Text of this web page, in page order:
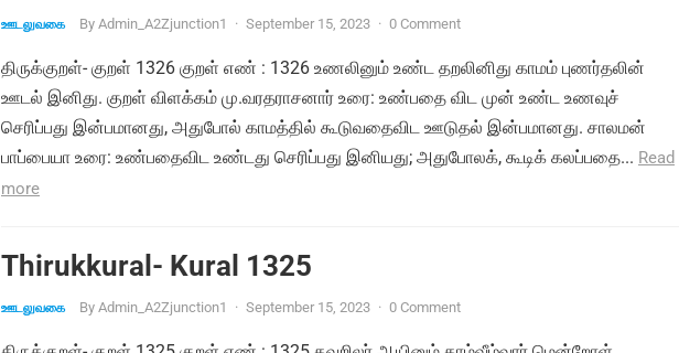
ஊடலுவகை By Admin_A2Zjunction1 · September 15, 2023 · 0 Comment
திருக்குறள்- குறள் 1326 குறள் எண் : 1326 உணலினும் உண்ட தறலினிது காமம் புணர்தலின்
ஊடல் இனிது. குறள் விளக்கம் மு.வரதராசனார் உரை: உண்பதை விட முன் உண்ட உணவுச்
செரிப்பது இன்பமானது, அதுபோல் காமத்தில் கூடுவதைவிட ஊடுதல் இன்பமானது. சாலமன்
பாப்பையா உரை: உண்பதைவிட உண்டது செரிப்பது இனியது; அதுபோலக், கூடிக் கலப்பதை... Read
more
Thirukkural- Kural 1325
ஊடலுவகை By Admin_A2Zjunction1 · September 15, 2023 · 0 Comment